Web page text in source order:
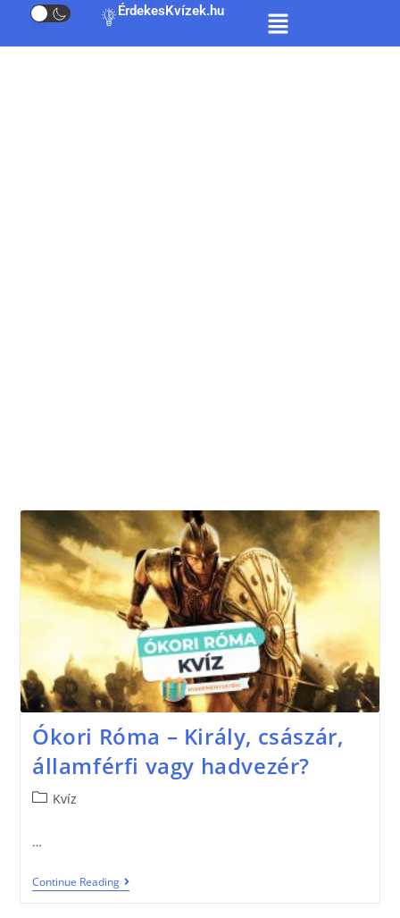
ÉrdekesKvízek.hu
Ókori Róma – Király, császár,
államférfi vagy hadvezér?
Kvíz
…
Continue Reading